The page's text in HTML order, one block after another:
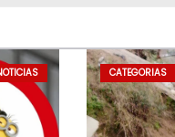
CATEGORIAS